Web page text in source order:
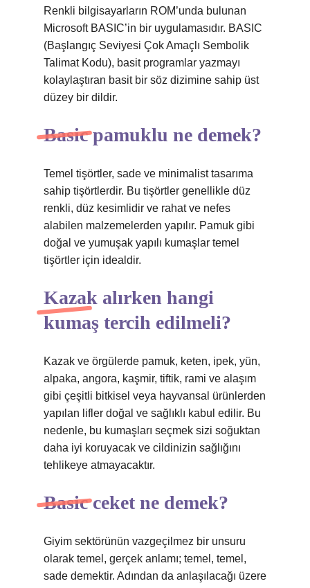
Renkli bilgisayarların ROM’unda bulunan
Microsoft BASIC’in bir uygulamasıdır. BASIC
(Başlangıç ​​Seviyesi Çok Amaçlı Sembolik
Talimat Kodu), basit programlar yazmayı
kolaylaştıran basit bir söz dizimine sahip üst
düzey bir dildir.
Basic pamuklu ne demek?
Temel tişörtler, sade ve minimalist tasarıma
sahip tişörtlerdir. Bu tişörtler genellikle düz
renkli, düz kesimlidir ve rahat ve nefes
alabilen malzemelerden yapılır. Pamuk gibi
doğal ve yumuşak yapılı kumaşlar temel
tişörtler için idealdir.
Kazak alırken hangi
kumaş tercih edilmeli?
Kazak ve örgülerde pamuk, keten, ipek, yün,
alpaka, angora, kaşmir, tiftik, rami ve alaşım
gibi çeşitli bitkisel veya hayvansal ürünlerden
yapılan lifler doğal ve sağlıklı kabul edilir. Bu
nedenle, bu kumaşları seçmek sizi soğuktan
daha iyi koruyacak ve cildinizin sağlığını
tehlikeye atmayacaktır.
Basic ceket ne demek?
Giyim sektörünün vazgeçilmez bir unsuru
olarak temel, gerçek anlamı; temel, temel,
sade demektir. Adından da anlaşılacağı üzere